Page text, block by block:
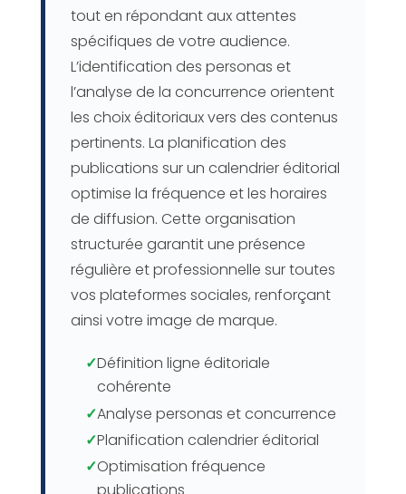
tout en répondant aux attentes
spécifiques de votre audience.
L’identification des personas et
l’analyse de la concurrence orientent
les choix éditoriaux vers des contenus
pertinents. La planification des
publications sur un calendrier éditorial
optimise la fréquence et les horaires
de diffusion. Cette organisation
structurée garantit une présence
régulière et professionnelle sur toutes
vos plateformes sociales, renforçant
ainsi votre image de marque.
✓Définition ligne éditoriale
cohérente
✓Analyse personas et concurrence
✓Planification calendrier éditorial
✓Optimisation fréquence